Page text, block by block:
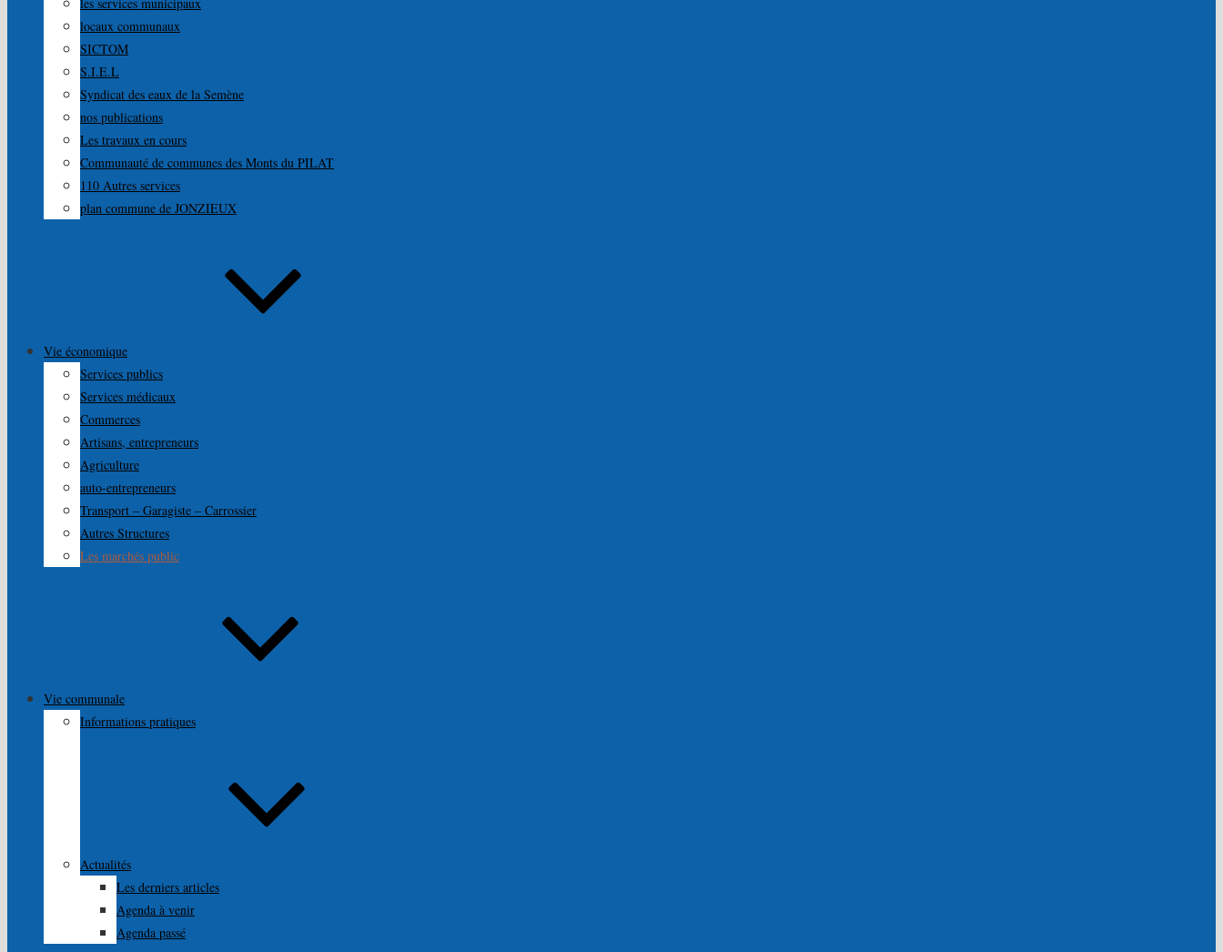
locaux communaux
SICTOM
S.I.E.L
Syndicat des eaux de la Semène
nos publications
Les travaux en cours
Communauté de communes des Monts du PILAT
110 Autres services
plan commune de JONZIEUX
Vie économique
Services publics
Services médicaux
Commerces
Artisans, entrepreneurs
Agriculture
auto-entrepreneurs
Transport – Garagiste – Carrossier
Autres Structures
Les marchés public
Vie communale
Informations pratiques
Actualités
Les derniers articles
Agenda à venir
Agenda passé